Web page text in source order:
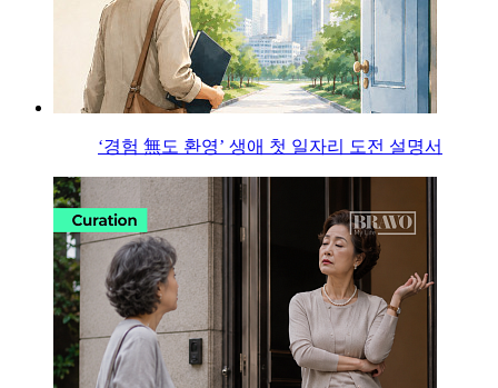
‘경험 無도 환영’ 생애 첫 일자리 도전 설명서